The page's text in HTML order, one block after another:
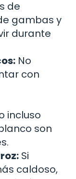
de
gambas y
durante
No
con
incluso
son
Si
caldoso,